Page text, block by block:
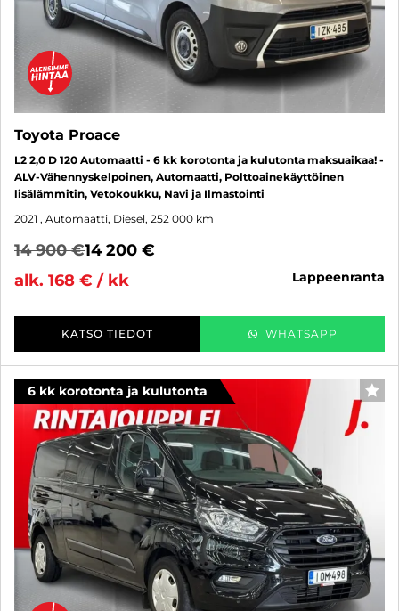
Toyota Proace
L2 2,0 D 120 Automaatti - 6 kk korotonta ja kulutonta maksuaikaa! -
ALV-Vähennyskelpoinen, Automaatti, Polttoainekäyttöinen
lisälämmitin, Vetokoukku, Navi ja Ilmastointi
2021 , Automaatti, Diesel, 252 000 km
14 900 €14 200 €
alk. 168 € / kk
lappeenranta
KATSO TIEDOT WHATSAPP
6 kk korotonta ja kulutonta